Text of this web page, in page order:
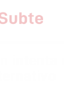
intenta